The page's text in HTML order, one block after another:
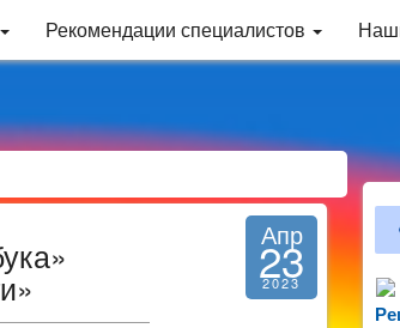
Рекомендации специалистов
Апр
23
2023